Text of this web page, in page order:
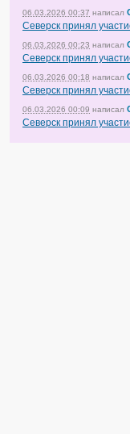
06.03.2026 00:37 написал
Северск принял
06.03.2026 00:23 написал
Северск принял
06.03.2026 00:18 написал
Северск принял
06.03.2026 00:09 написал
Северск принял